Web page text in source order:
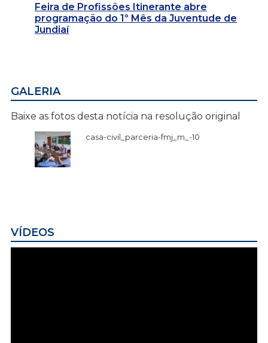
Feira de Profissões Itinerante abre
programação do 1º Mês da Juventude de
Jundiaí
GALERIA
Baixe as fotos desta notícia na resolução original
casa-civil_parceria-fmj_m_-10
VÍDEOS